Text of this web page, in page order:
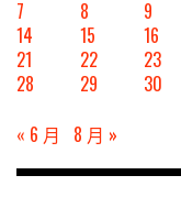
7
8 9
14
15 16
21
22 23
28
29 30
« 6 月
8 月 »